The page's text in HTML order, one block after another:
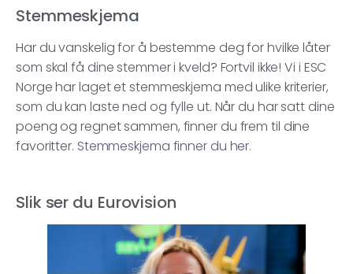
Stemmeskjema
Har du vanskelig for å bestemme deg for hvilke låter
som skal få dine stemmer i kveld? Fortvil ikke! Vi i ESC
Norge har laget et stemmeskjema med ulike kriterier,
som du kan laste ned og fylle ut. Når du har satt dine
poeng og regnet sammen, finner du frem til dine
favoritter. Stemmeskjema finner du her.
Slik ser du Eurovision